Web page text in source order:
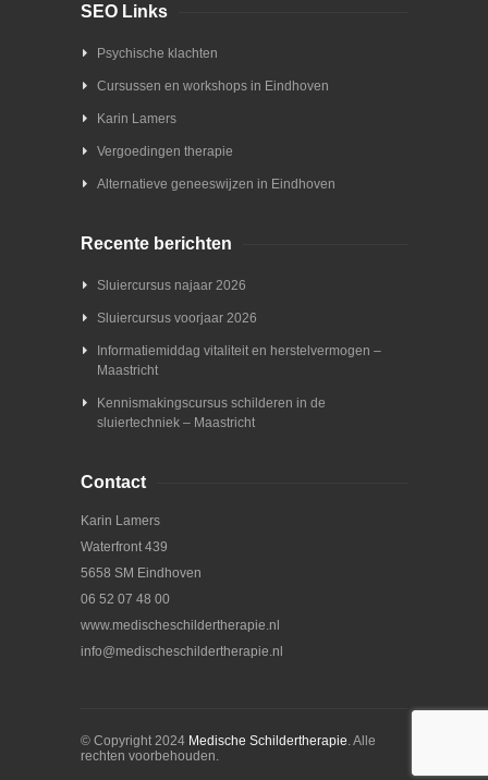
SEO Links
Psychische klachten
Cursussen en workshops in Eindhoven
Karin Lamers
Vergoedingen therapie
Alternatieve geneeswijzen in Eindhoven
Recente berichten
Sluiercursus najaar 2026
Sluiercursus voorjaar 2026
Informatiemiddag vitaliteit en herstelvermogen –
Maastricht
Kennismakingscursus schilderen in de
sluiertechniek – Maastricht
Contact
Karin Lamers
Waterfront 439
5658 SM Eindhoven
06 52 07 48 00
www.medischeschildertherapie.nl
info@medischeschildertherapie.nl
© Copyright 2024 Medische Schildertherapie. Alle
rechten voorbehouden.